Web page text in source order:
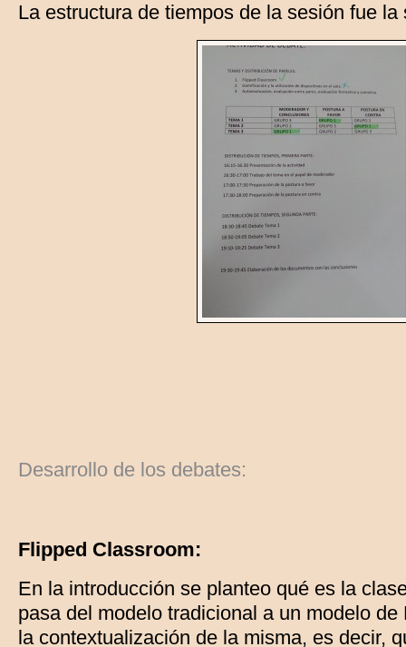
La estructura de tiempos de la sesión fue la
Desarrollo de los debates:
Flipped Classroom:
En la introducción se planteo qué es la
pasa del modelo tradicional a un modelo
la contextualización de la misma, es decir,